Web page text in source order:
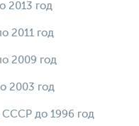
2013 год
2011 год
2009 год
2003 год
до 1996 год